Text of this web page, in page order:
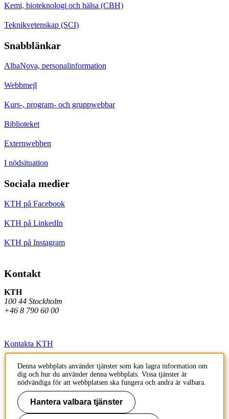
Kemi, bioteknologi och hälsa (CBH)
Teknikvetenskap (SCI)
Snabblänkar
AlbaNova, personalinformation
Webbmejl
Kurs-, program- och gruppwebbar
Biblioteket
Externwebben
I nödsituation
Sociala medier
KTH på Facebook
KTH på LinkedIn
KTH på Instagram
Kontakt
KTH
100 44 Stockholm
+46 8 790 60 00
Kontakta KTH
Jobba på KTH
Press och media
Faktura och betalning KTH
Denna webbplats använder tjänster som kan lagra information om
dig och hur du använder denna webbplats. Vissa tjänster är
nödvändiga för att webbplatsen ska fungera och andra är valbara.
Hantera valbara tjänster